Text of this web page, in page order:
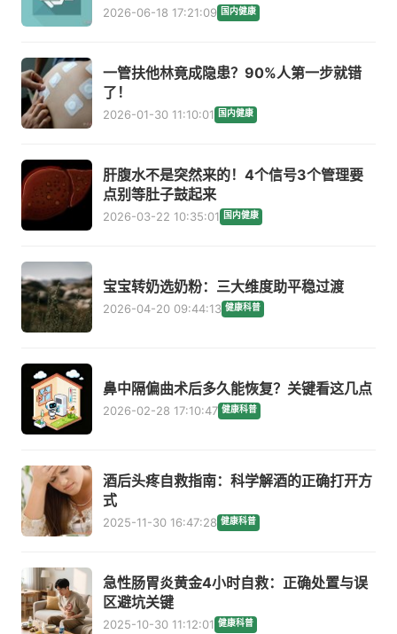
2026-06-18 17:21:09 国内健康
一管扶他林竟成隐患？90%人第一步就错
了！
2026-01-30 11:10:01 国内健康
肝腹水不是突然来的！4个信号3个管理要
点别等肚子鼓起来
2026-03-22 10:35:01 国内健康
宝宝转奶选奶粉：三大维度助平稳过渡
2026-04-20 09:44:13 健康科普
鼻中隔偏曲术后多久能恢复？关键看这几点
2026-02-28 17:10:47 健康科普
酒后头疼自救指南：科学解酒的正确打开方
式
2025-11-30 16:47:28 健康科普
急性肠胃炎黄金4小时自救：正确处置与误
区避坑关键
2025-10-30 11:12:01 健康科普